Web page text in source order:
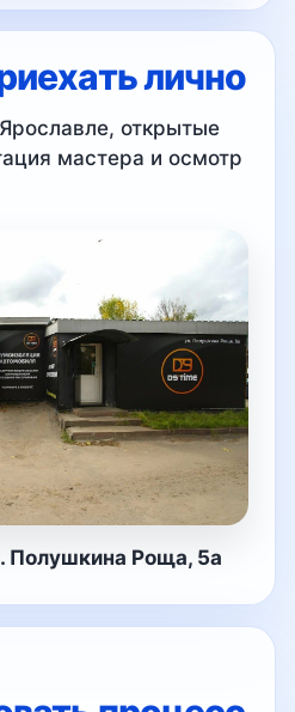
лично
открытые
мастера и осмотр
Полушкина Роща, 5а